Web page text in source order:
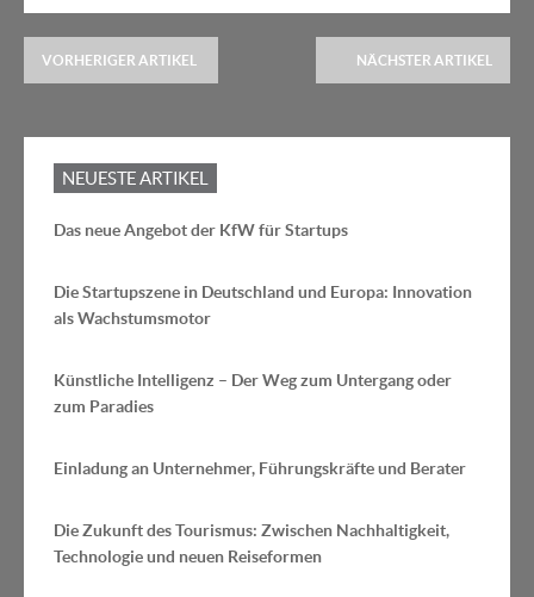
VORHERIGER ARTIKEL NÄCHSTER ARTIKEL
NEUESTE ARTIKEL
Das neue Angebot der KfW für Startups
Die Startupszene in Deutschland und Europa: Innovation
als Wachstumsmotor
Künstliche Intelligenz – Der Weg zum Untergang oder
zum Paradies
Einladung an Unternehmer, Führungskräfte und Berater
Die Zukunft des Tourismus: Zwischen Nachhaltigkeit,
Technologie und neuen Reiseformen